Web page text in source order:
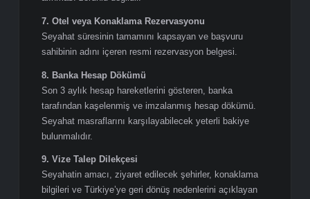
3. Kimlik Fotokopisi (Renkli)
T.C. kimlik kartının önlü ve arkalı renkli fotokopisi.
Kimlik numarası ve fotoğraf net şekilde görünmelidir.
4. Biyometrik Fotoğraf (2 Adet)
Son 6 ay içerisinde çekilmiş, beyaz fonlu, 35x45 mm
ölçülerinde 2 adet biyometrik fotoğraf.
5. Seyahat Sağlık Sigortası
Tüm Schengen ülkelerinde geçerli, minimum 30.000
Euro teminatlı seyahat sağlık sigortası. Poliçe,